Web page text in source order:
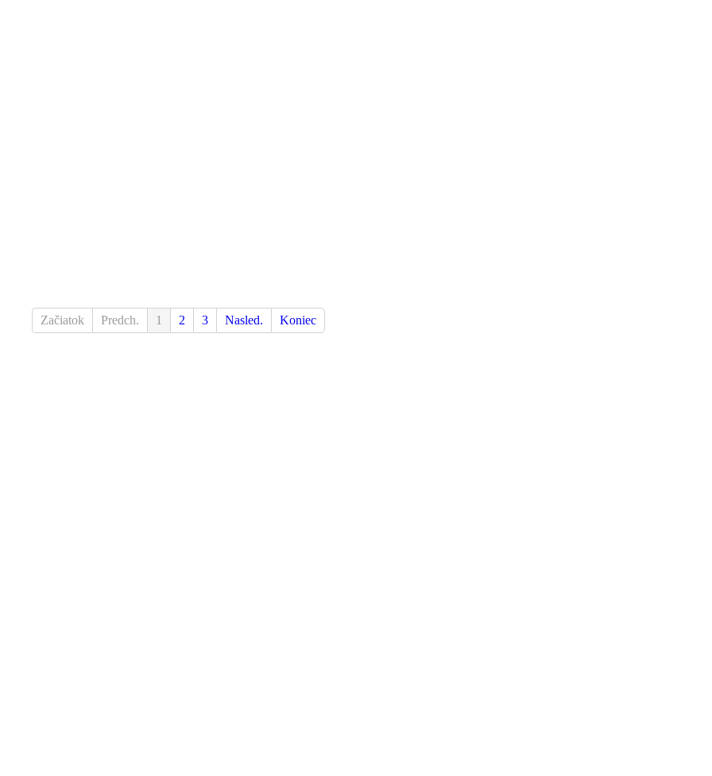
Začiatok Predch. 1 2 3 Nasled. Koniec